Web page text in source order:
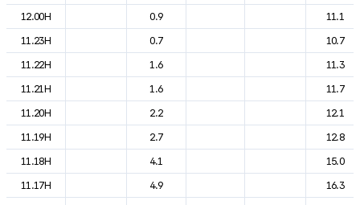
12.00H
0.9
11.1
11.23H
0.7
10.7
11.22H
1.6
11.3
11.21H
1.6
11.7
11.20H
2.2
12.1
11.19H
2.7
12.8
11.18H
4.1
15.0
11.17H
4.9
16.3